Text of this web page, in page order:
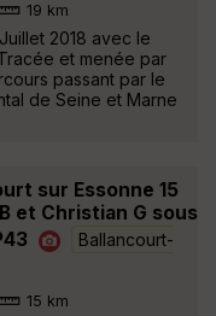
19 km
2018 avec le
et menée par
passant par le
de Seine et Marne
sur Essonne 15
et Christian G sous
Ballancourt-
15 km